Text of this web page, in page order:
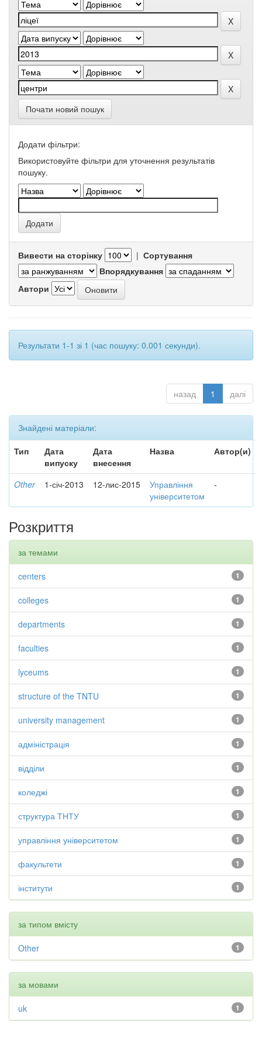
Почати новий пошук
Додати фільтри:
Використовуйте фільтри для уточнення результатів
пошуку.
Вивести на сторінку | Сортування
Впорядкування
Автори
Результати 1-1 зі 1 (час пошуку: 0.001 секунди).
назад 1 далі
Знайдені матеріали:
Тип
Дата
випуску
Дата
внесення
Назва Автор(и)
Other 1-січ-2013 12-лис-2015
Управління
університетом
-
Розкриття
за темами
1
centers
1
colleges
1
departments
1
faculties
1
lyceums
1
structure of the TNTU
1
university management
1
адміністрація
1
відділи
1
коледжі
1
структура ТНТУ
1
управління університетом
1
факультети
1
інститути
за типом вмісту
1
Other
за мовами
1
uk